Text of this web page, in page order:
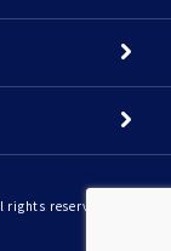
reserved.